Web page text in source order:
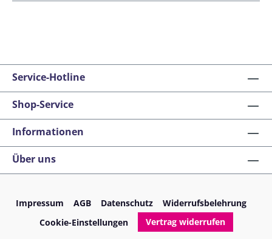
Service-Hotline
Shop-Service
Informationen
Über uns
Impressum AGB Datenschutz
Widerrufsbelehrung
Cookie-Einstellungen
Vertrag widerrufen